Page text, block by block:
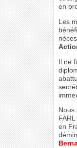
en
Les
Il ne
en